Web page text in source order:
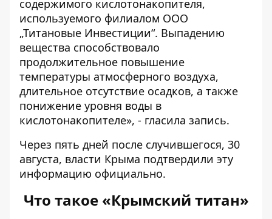
содержимого кислотонакопителя,
используемого филиалом ООО
„Титановые Инвестиции“. Выпадению
вещества способствовало
продолжительное повышение
температуры атмосферного воздуха,
длительное отсутствие осадков, а также
понижение уровня воды в
кислотонакопителе», - гласила запись.
Через пять дней после случившегося, 30
августа, власти Крыма подтвердили эту
информацию официально.
Что такое «Крымский титан»